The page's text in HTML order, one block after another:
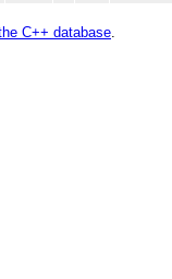
C++ database